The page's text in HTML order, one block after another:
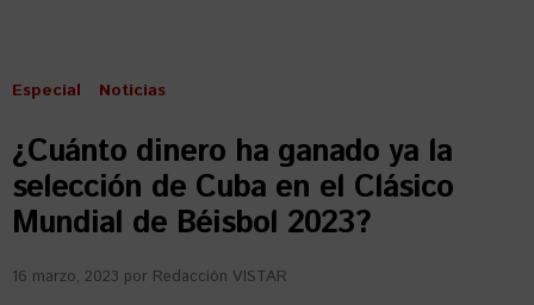
Especial Noticias
¿Cuánto dinero ha ganado ya la
selección de Cuba en el Clásico
Mundial de Béisbol 2023?
16 marzo, 2023 por Redacción VISTAR